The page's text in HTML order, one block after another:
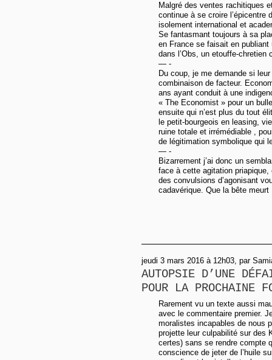
Malgré des ventes rachitiques
continue à se croire l’épicentre
isolement international et
Se fantasmant toujours à sa
en France se faisait en
dans l’Obs, un etouffe-
— -
Du coup, je me demande si
combinaison de facteur.
ans ayant conduit à une
« The Economist » pour un
ensuite qui n’est plus du tout
le petit-bourgeois en leasing,
ruine totale et irrémédiable ,
de légitimation symbolique qui
— -
Bizarrement j’ai donc un
face à cette agitation
des convulsions d’agonisant
cadavérique. Que la bête meurt
jeudi 3 mars 2016 à 12h03, par
AUTOPSIE D’UNE
POUR LA PROCHAINE
Rarement vu un texte aussi
avec le commentaire premier.
moralistes incapables de nous
projette leur culpabilité sur des
certes) sans se rendre compte
conscience de jeter de l’huile